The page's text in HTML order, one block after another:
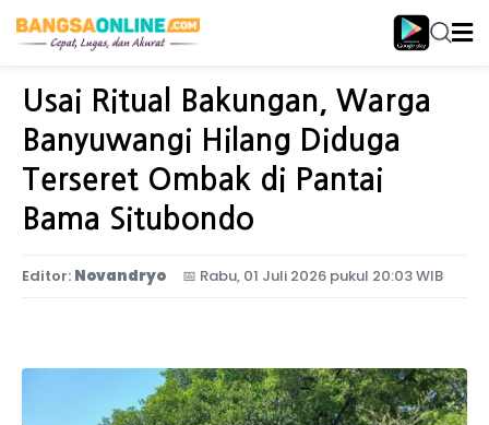
Home Jawa Timur
Usai Ritual Bakungan, Warga
Banyuwangi Hilang Diduga
Terseret Ombak di Pantai
Bama Situbondo
Editor: Novandryo 📅 Rabu, 01 Juli 2026 pukul 20:03 WIB